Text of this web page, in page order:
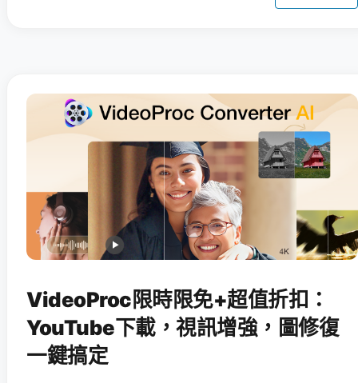
VideoProc限時限免+超值折扣：
YouTube下載，視訊增強，圖修復
一鍵搞定